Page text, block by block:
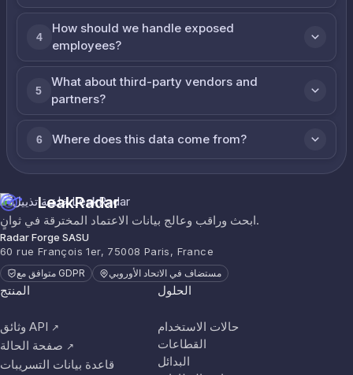
4
How should we handle exposed
employees?
5
What about third-party vendors and
partners?
6 Where does this data come from?
LeakRadar
ابحث وراقب وعالج بيانات الاعتماد المخترقة في ثوانٍ.
Radar Forge SASU
60 rue François 1er, 75008 Paris, France
متوافق مع GDPR مستضاف في الاتحاد الأوروبي
المنتج
وثائق API ↗
صفحة الحالة ↗
قاعدة بيانات التسريبات
الحلول
حالات الاستخدام
القطاعات
البدائل